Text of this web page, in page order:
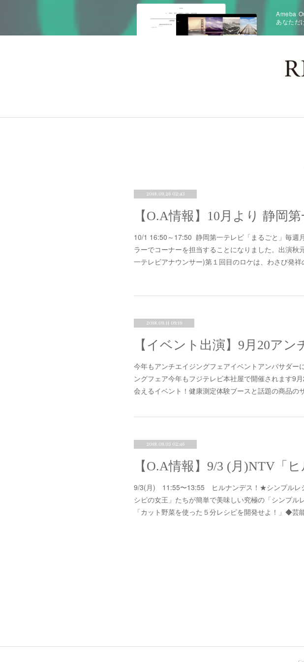
Ameba
あなただ
2018.09.26 02:43
10/1 16:50～17:50 静岡第一テレビ「まるごと」毎
ラーでコーナーを担当することになりました。出演
一テレビアナウンサー)第１回目のロケは、わさび発
2018.09.11 09:19
【イベント出演】9月20ア
今年もアンチエイジングフェアイベントアンバサダ
ングフェア今年もフジテレビ本社屋で開催されます9
会えるイベント！健康測定体験ブースと話題の商品
2018.09.03 02:46
【O.A情報】9/3 (月)NTV「
9/3(月) 11:55〜13:55 ヒルナンデス！★シンプルレ
シピの女王」たちが簡単で美味しい究極の「シンプ
「カット野菜を使った５分レシピを開発せよ！」◆